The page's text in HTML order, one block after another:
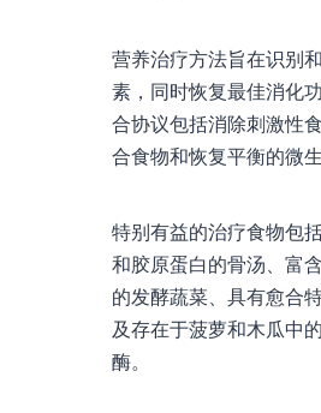
营养治疗方法旨在识别
素，同时恢复最佳消化
合协议包括消除刺激性
合食物和恢复平衡的微生
特别有益的治疗食物包
和胶原蛋白的骨汤、富
的发酵蔬菜、具有愈合
及存在于菠萝和木瓜中
酶。